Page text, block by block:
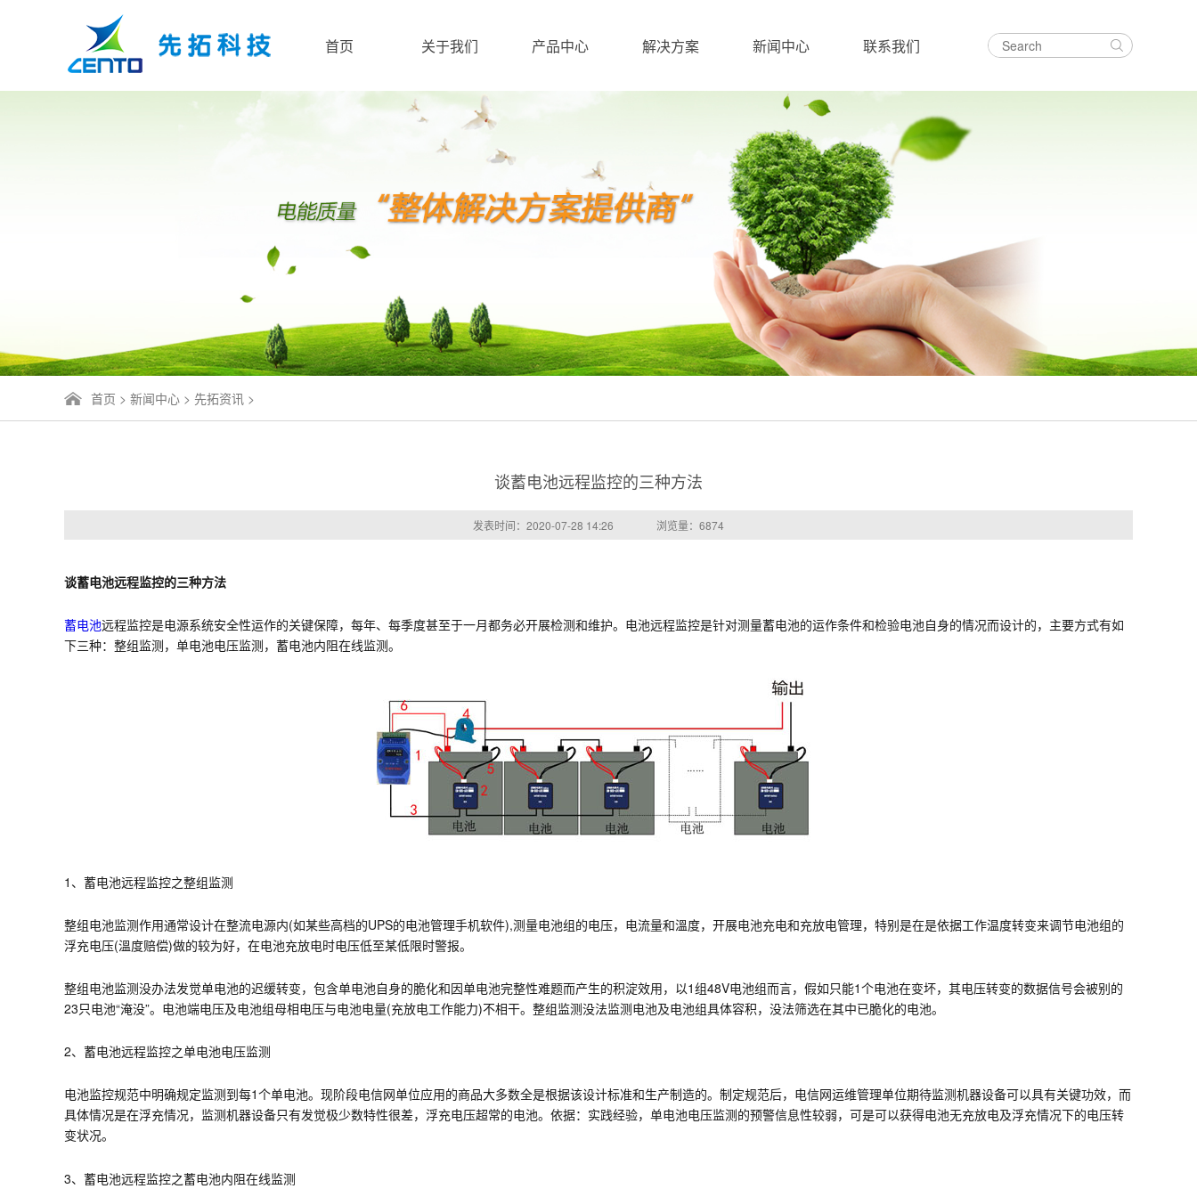
首页 关于我们 产品中心 解决方案 新闻中心 联系我们
首页 > 新闻中心 > 先拓资讯 >
谈蓄电池远程监控的三种方法
发表时间：2020-07-28 14:26 浏览量： 6874
谈蓄电池远程监控的三种方法
蓄电池远程监控是电源系统安全性运作的关键保障，每年、每季度甚至于一月都务必开展检测和维护。电池远程监控是针对测量蓄电池的运作条件和检验电池自身的情况而设计的，主要方式有如
下三种：整组监测，单电池电压监测，蓄电池内阻在线监测。
1、蓄电池远程监控之整组监测
整组电池监测作用通常设计在整流电源内(如某些高档的UPS的电池管理手机软件),测量电池组的电压，电流量和溫度，开展电池充电和充放电管理，特别是在是依据工作温度转变来调节电池组的
浮充电压(溫度赔偿)做的较为好，在电池充放电时电压低至某低限时警报。
整组电池监测没办法发觉单电池的迟缓转变，包含单电池自身的脆化和因单电池完整性难题而产生的积淀效用，以1组48V电池组而言，假如只能1个电池在变坏，其电压转变的数据信号会被别的
23只电池“淹没”。电池端电压及电池组母相电压与电池电量(充放电工作能力)不相干。整组监测没法监测电池及电池组具体容积，没法筛选在其中已脆化的电池。
2、蓄电池远程监控之单电池电压监测
电池监控规范中明确规定监测到每1个单电池。现阶段电信网单位应用的商品大多数全是根据该设计标准和生产制造的。制定规范后，电信网运维管理单位期待监测机器设备可以具有关键功效，而
具体情况是在浮充情况，监测机器设备只有发觉极少数特性很差，浮充电压超常的电池。依据：实践经验，单电池电压监测的预警信息性较弱，可是可以获得电池无充放电及浮充情况下的电压转
变状况。
3、蓄电池远程监控之蓄电池内阻在线监测